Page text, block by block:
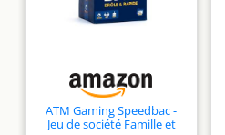
ATM Gaming Speedbac -
Jeu de société Famille et